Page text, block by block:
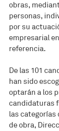
obras,
personas,
por su
empresarial
referencia.
De las 101
han sido
optarán a los
candidaturas
las categorías
de obra,